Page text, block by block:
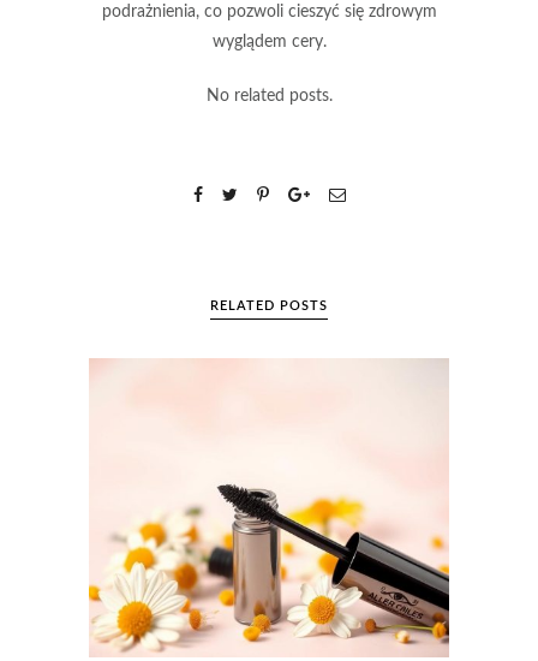
podrażnienia, co pozwoli cieszyć się zdrowym
wyglądem cery.
No related posts.
RELATED POSTS